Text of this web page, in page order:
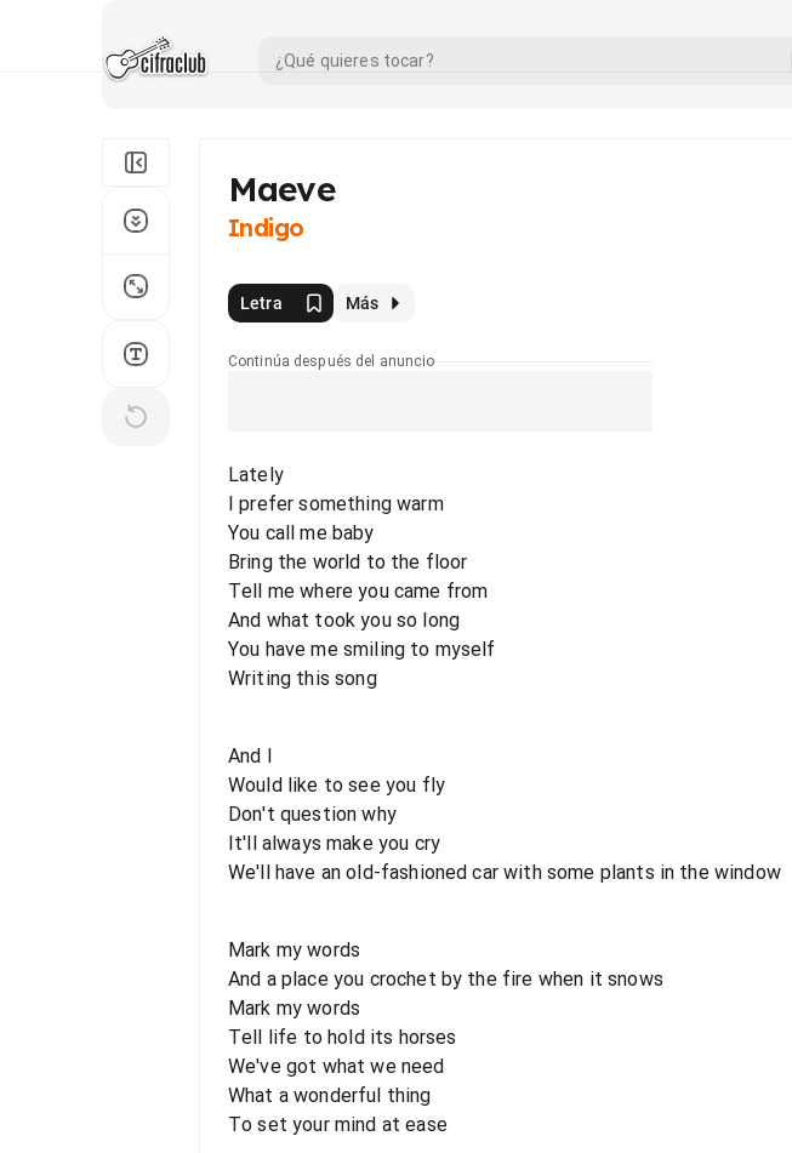
Maeve
Indigo
Letra Más
Continúa después del anuncio
Lately
I prefer something warm
You call me baby
Bring the world to the floor
Tell me where you came from
And what took you so long
You have me smiling to myself
Writing this song
And I
Would like to see you fly
Don't question why
It'll always make you cry
We'll have an old-fashioned car with some plants in the window
Mark my words
And a place you crochet by the fire when it snows
Mark my words
Tell life to hold its horses
We've got what we need
What a wonderful thing
To set your mind at ease